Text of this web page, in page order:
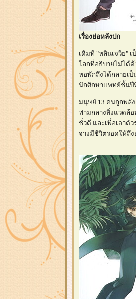
เรื่องย่อหลังปก
เดิมที "หลินเจวี๋ย"
ลกที่อธิบายไม่ได้ด้
หอพักถึงได้กลายเป็
นักศึกษาแพทย์ชั้นปี
มนุษย์ 13 คนถูกพลั
ท่ามกลางสิ่งแวดล้
ชั่วดี และเพื่อเอาตั
จางมีชีวิตรอดให้ถึ